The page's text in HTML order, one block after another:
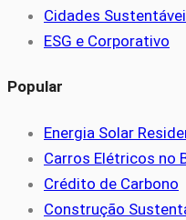
Cidades
ESG e Corporativo
Popular
Energia Solar
Carros Elétricos no
Crédito de Carbono
Construção